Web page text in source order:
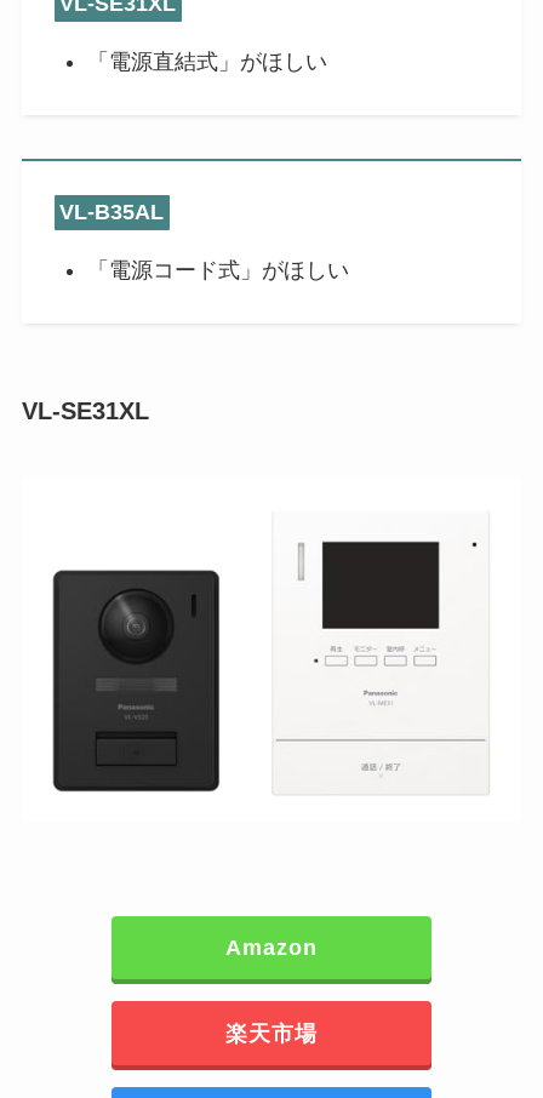
「電源直結式」がほしい
VL-B35AL
「電源コード式」がほしい
VL-SE31XL
Amazon
楽天市場